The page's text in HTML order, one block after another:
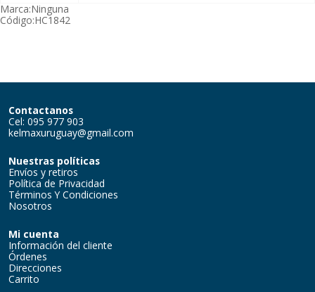
Marca:Ninguna
Código:HC1842
Contactanos
Cel: 095 977 903
kelmaxuruguay@gmail.com
Nuestras políticas
Envíos y retiros
Política de Privacidad
Términos Y Condiciones
Nosotros
Mi cuenta
Información del cliente
Órdenes
Direcciones
Carrito